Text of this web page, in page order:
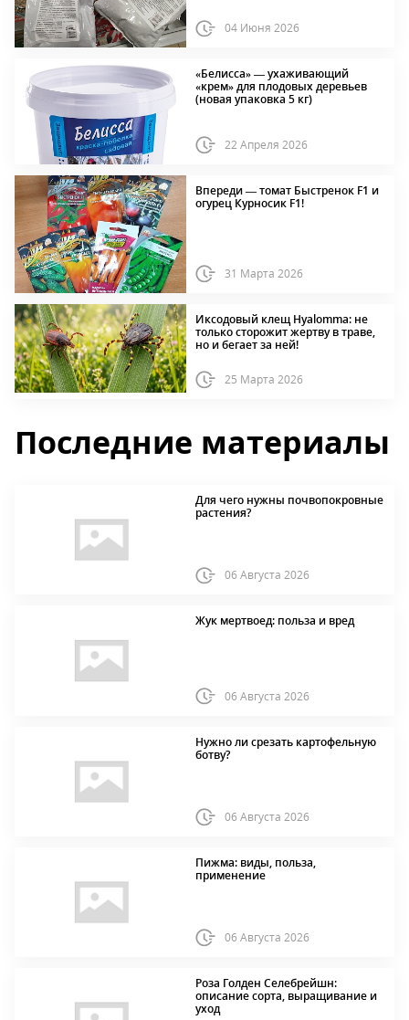
04 Июня 2026
«Белисса» — ухаживающий
«крем» для плодовых деревьев
(новая упаковка 5 кг)
22 Апреля 2026
Впереди — томат Быстренок F1 и
огурец Курносик F1!
31 Марта 2026
Иксодовый клещ Hyalomma: не
только сторожит жертву в траве,
но и бегает за ней!
25 Марта 2026
Последние материалы
Для чего нужны почвопокровные
растения?
06 Августа 2026
Жук мертвоед: польза и вред
06 Августа 2026
Нужно ли срезать картофельную
ботву?
06 Августа 2026
Пижма: виды, польза,
применение
06 Августа 2026
Роза Голден Селебрейшн:
описание сорта, выращивание и
уход